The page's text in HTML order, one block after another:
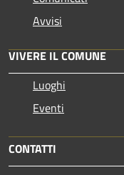
Avvisi
VIVERE IL COMUNE
Luoghi
Eventi
CONTATTI